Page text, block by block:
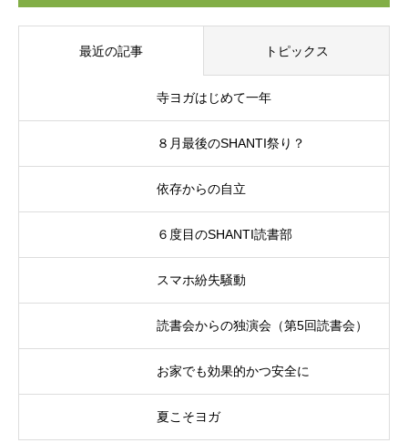
最近の記事 トピックス
寺ヨガはじめて一年
８月最後のSHANTI祭り？
依存からの自立
６度目のSHANTI読書部
スマホ紛失騒動
読書会からの独演会（第5回読書会）
お家でも効果的かつ安全に
夏こそヨガ